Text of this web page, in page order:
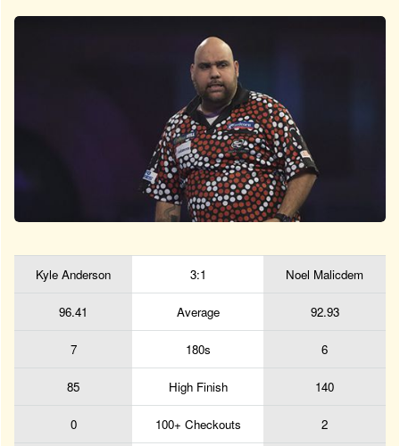
Kyle Anderson 3:1 Noel Malicdem
96.41 Average 92.93
7 180s 6
85 High Finish 140
0 100+ Checkouts 2